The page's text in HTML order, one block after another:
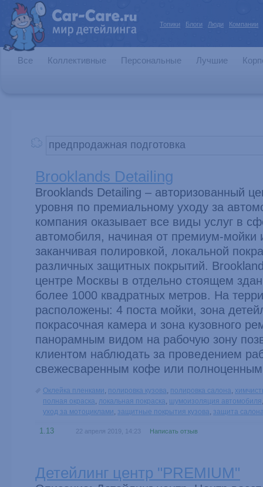
Топики Блоги Люди Компании
Все Коллективные Персональные Лучшие
Brooklands Detailing
Brooklands Detailing – авторизованный
уровня по премиальному уходу за
компания оказывает все виды услуг в
автомобиля, начиная от премиум-мойки
заканчивая полировкой, локальной
различных защитных покрытий.
центре Москвы в отдельно стоящем
более 1000 квадратных метров. На
расположены: 4 поста мойки, зона
покрасочная камера и зона кузовного
панорамным видом на рабочую зону
клиентом наблюдать за проведением
свежесваренным кофе или
Оклейка пленками, полировка кузова, полировка салона,
полная окраска, локальная покраска, шумоизоляция автомобиля
уход за мотоциклами, защитные покрытия кузова, защита
1.13 22 апреля 2019, 14:23 Написать отзыв
Детейлинг центр "PREMIUM"